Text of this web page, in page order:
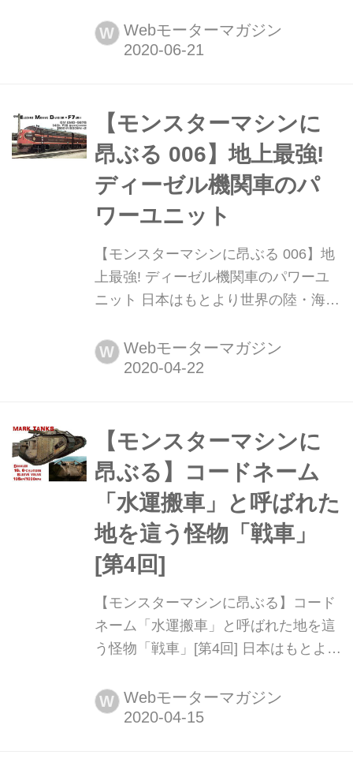
回は、地球上で最も大きな乗り物とい
われるコンテナ船。その、とてつもな
W Webモーターマガジン
【モンスターマシンに
昂ぶる 006】地上最強!
ディーゼル機関車のパ
ワーユニット
【モンスターマシンに昂ぶる 006】地
上最強! ディーゼル機関車のパワーユ
ニット 日本はもとより世界の陸・海・
スゴいメカニズムを紹介してきた「モ
ンスターマシンに昂ぶる」。復刻版の
ットを紹介しよう。(今回の記事は
2016年8月当時の内容です)
W Webモーターマガジン
【モンスターマシンに
昂ぶる】コードネーム
「水運搬車」と呼ばれた
地を這う怪物「戦車」
[第4回]
【モンスターマシンに昂ぶる】コード
ネーム「水運搬車」と呼ばれた地を這
う怪物「戦車」[第4回] 日本はもとより
ざまな乗り物のスゴいメカニズムを紹
介してきた「モンスターマシンに昂ぶ
W Webモーターマガジン